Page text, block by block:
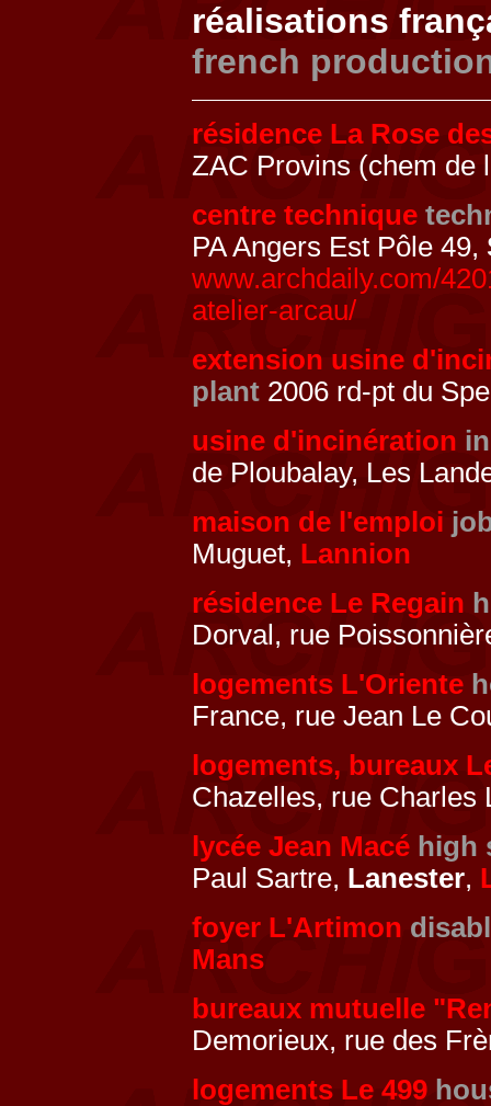
réalisations
french
résidence La Rose
ZAC Provins (chem de
centre technique
PA Angers Est Pôle 49,
www.archdaily.com/
atelier-arcau/
extension usine
plant 2006 rd-pt du
usine d'incinération
de Ploubalay, Les
maison de l'emploi
Muguet, Lannion
résidence Le Regain
Dorval, rue
logements L'Oriente
France, rue Jean Le
logements, bureaux
Chazelles, rue Charles
lycée Jean Macé high
Paul Sartre, Lanester,
foyer L'Artimon
Mans
bureaux mutuelle
Demorieux, rue des
logements Le 499